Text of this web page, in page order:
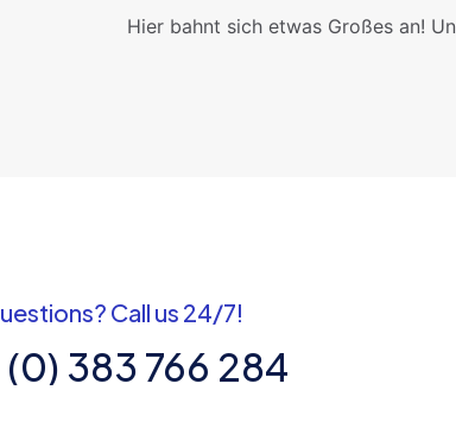
Hier bahnt sich etwas Großes an!
Call us 24/7!
(0) 383 766 284